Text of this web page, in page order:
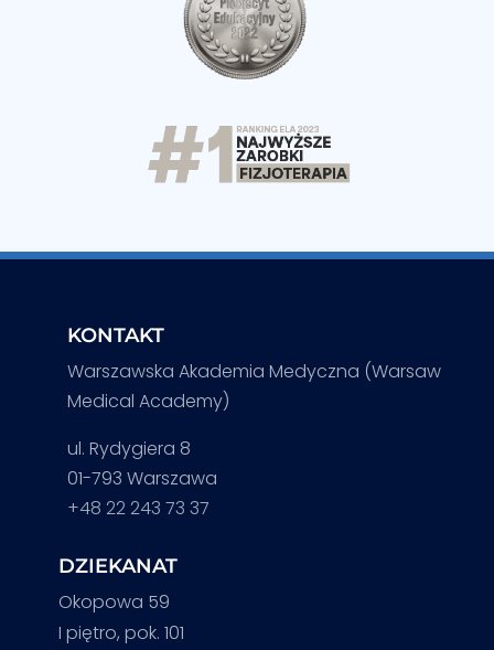
KONTAKT
Warszawska Akademia Medyczna (Warsaw
Medical Academy)
ul. Rydygiera 8
01-793 Warszawa
+48 22 243 73 37
DZIEKANAT
Okopowa 59
I piętro, pok. 101